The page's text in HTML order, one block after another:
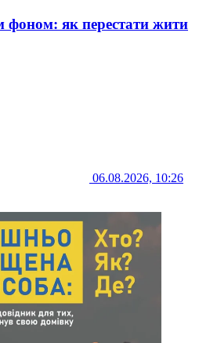
фоном: як перестати жити
06.08.2026, 10:26